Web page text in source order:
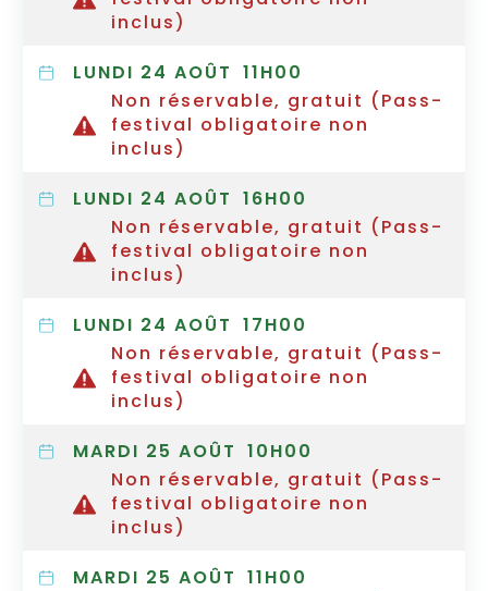
inclus)
LUNDI 24 AOÛT 11H00
Non réservable, gratuit (Pass-
festival obligatoire non
inclus)
LUNDI 24 AOÛT 16H00
Non réservable, gratuit (Pass-
festival obligatoire non
inclus)
LUNDI 24 AOÛT 17H00
Non réservable, gratuit (Pass-
festival obligatoire non
inclus)
MARDI 25 AOÛT 10H00
Non réservable, gratuit (Pass-
festival obligatoire non
inclus)
MARDI 25 AOÛT 11H00